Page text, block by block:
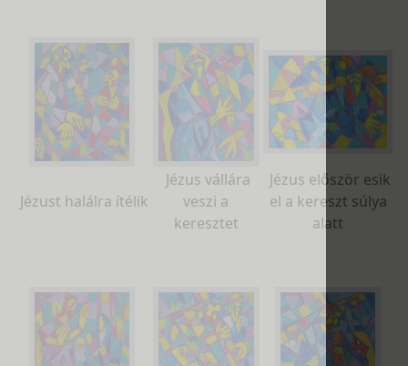
Jézust halálra ítélik
Jézus vállára
veszi a
keresztet
Jézus először esik
el a kereszt súlya
alatt